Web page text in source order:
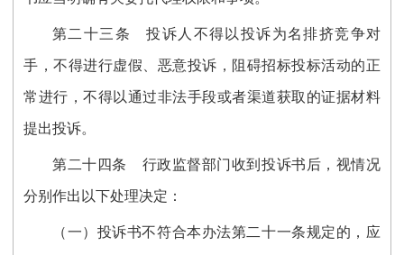
第二十三条 投诉人不得以投诉为名排挤竞争对
手，不得进行虚假、恶意投诉，阻碍招标投标活动的正
常进行，不得以通过非法手段或者渠道获取的证据材料
提出投诉。
第二十 四条 行政监督部门收到投诉书后，视情况
分别作出以下处理决定：
（一）投诉书不符合本办法第二十一条规定的，应